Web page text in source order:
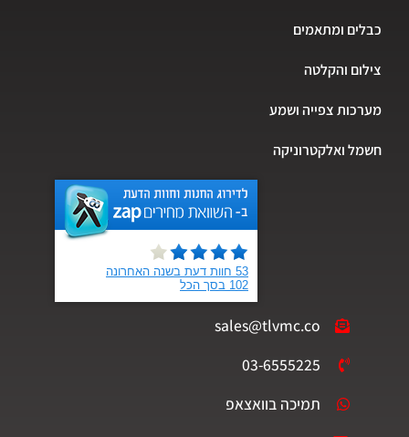
כבלים ומתאמים
צילום והקלטה
מערכות צפייה ושמע
חשמל ואלקטרוניקה
sales@tlvmc.co
03-6555225
תמיכה בוואצאפ